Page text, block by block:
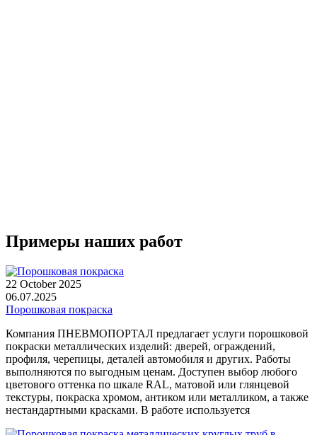
Примеры наших работ
22 October 2025
06.07.2025
Порошковая покраска
Компания ПНЕВМОПОРТАЛ предлагает услуги порошковой
покраски металлических изделий: дверей, ограждений,
профиля, черепицы, деталей автомобиля и других. Работы
выполняются по выгодным ценам. Доступен выбор любого
цветового оттенка по шкале RAL, матовой или глянцевой
текстуры, покраска хромом, антиком или металликом, а также
нестандартными красками. В работе используется